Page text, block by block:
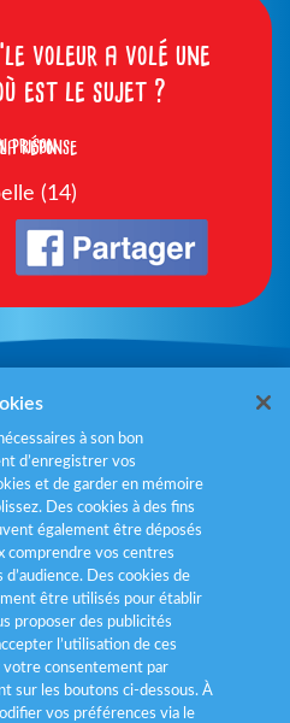
voleur a volé une
est le sujet ?
réponse
prison
(14)
légales
des cookies
personnelles
à son bon
d’enregistrer vos
et de garder en mémoire
Des cookies à des fins
également être déposés
comprendre vos centres
Des cookies de
être utilisés pour établir
proposer des publicités
l’utilisation de ces
votre consentement par
sur les boutons ci-dessous. À
vos préférences via le